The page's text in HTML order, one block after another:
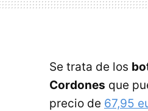
Se trata de los
Cordones que
precio de 67,95